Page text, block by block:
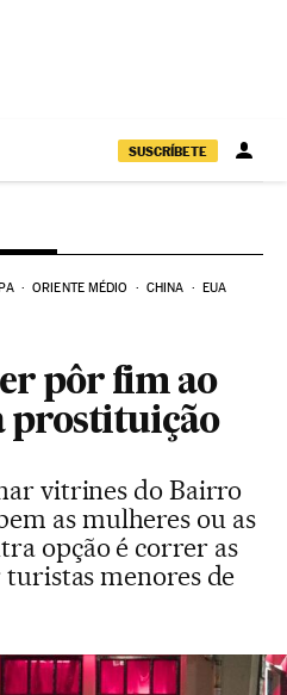
SUSCRÍBETE
ORIENTE MÉDIO CHINA EUA
pôr fim ao
prostituição
vitrines do Bairro
as mulheres ou as
opção é correr as
menores de